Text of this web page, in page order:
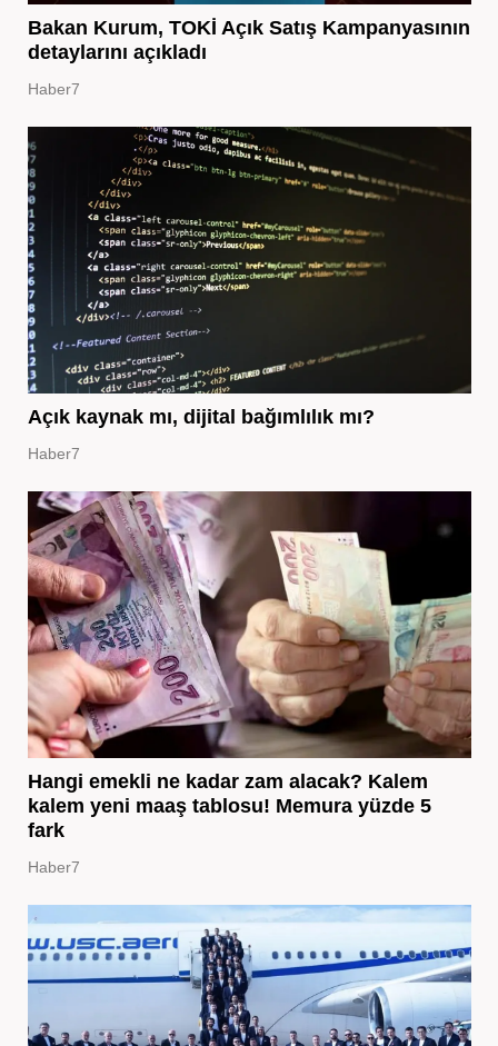
Bakan Kurum, TOKİ Açık Satış Kampanyasının
detaylarını açıkladı
Haber7
Açık kaynak mı, dijital bağımlılık mı?
Haber7
Hangi emekli ne kadar zam alacak? Kalem
kalem yeni maaş tablosu! Memura yüzde 5
fark
Haber7